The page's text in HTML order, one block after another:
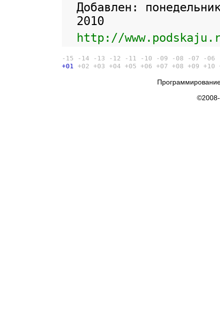
Добавлен:
2010
http://
-15 -14 -13 -12 -11 -10 -09 -08 -07 -06
+01 +02 +03 +04 +05 +06 +07 +08 +09 +10